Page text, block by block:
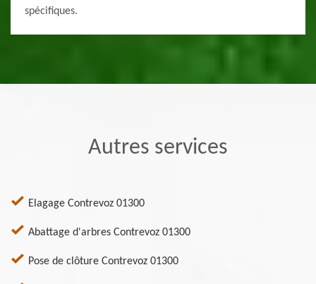
spécifiques.
Autres services
Elagage Contrevoz 01300
Abattage d'arbres Contrevoz 01300
Pose de clôture Contrevoz 01300